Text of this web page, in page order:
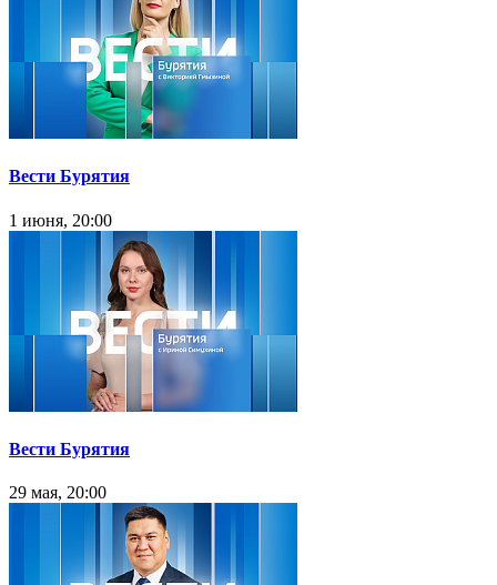
Вести Бурятия
1 июня, 20:00
Вести Бурятия
29 мая, 20:00